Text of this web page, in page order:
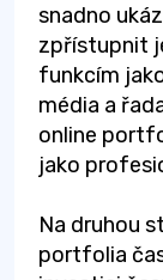
snadno
zpřístupnit
funkcím
média a
online
jako
Na druhou
portfolia